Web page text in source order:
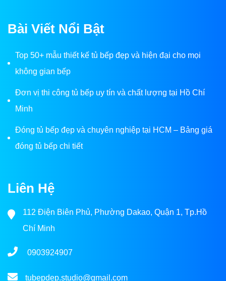
Bài Viết Nổi Bật
Top 50+ mẫu thiết kế tủ bếp đẹp và hiện đại cho mọi
không gian bếp
Đơn vị thi công tủ bếp uy tín và chất lượng tại Hồ Chí
Minh
Đóng tủ bếp đẹp và chuyên nghiệp tại HCM – Bảng giá
đóng tủ bếp chi tiết
Liên Hệ
112 Điện Biên Phủ, Phường Dakao, Quận 1, Tp.Hồ
Chí Minh
0903924907
tubepdep.studio@gmail.com